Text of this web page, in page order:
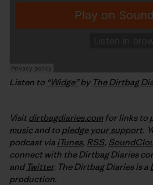
Listen to “Widge”by The Dirtbag
Visitdirtbagdiaries.comfor links to
musicand to pledge your support.
podcast via iTunes, RSS,
connect with the Dirtbag Diaries
and Twitter. The Dirtbag Diaries is a
production.